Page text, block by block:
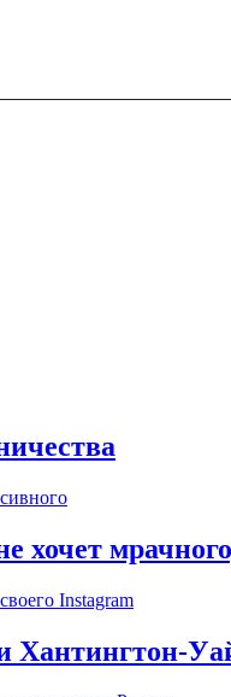
хочет
Хантингтон-